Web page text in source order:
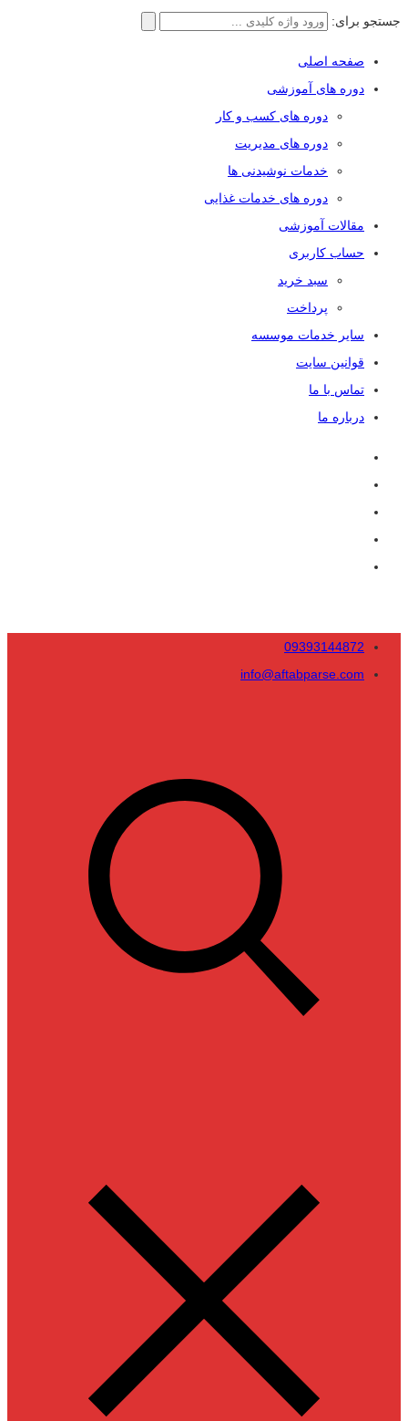
جستجو برای:
صفحه اصلی
دوره های آموزشی
دوره های کسب و کار
دوره های مدیریت
خدمات نوشیدنی ها
دوره های خدمات غذایی
مقالات آموزشی
حساب کاربری
سبد خرید
پرداخت
سایر خدمات موسسه
قوانین سایت
تماس با ما
درباره ما
09393144872
info@aftabparse.com